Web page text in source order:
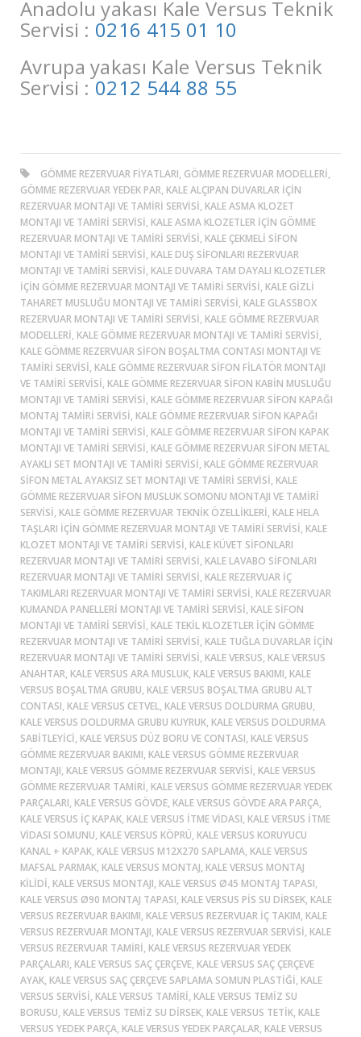
Anadolu yakası Kale Versus Teknik
Servisi : 0216 415 01 10
Avrupa yakası Kale Versus Teknik
Servisi :0212 544 88 55
GÖMME REZERVUAR FIYATLARI, GÖMME REZERVUAR MODELLERI,
GÖMME REZERVUAR YEDEK PAR, KALE ALÇIPAN DUVARLAR IÇIN
REZERVUAR MONTAJI VE TAMIRI SERVISI, KALE ASMA KLOZET
MONTAJI VE TAMIRI SERVISI, KALE ASMA KLOZETLER IÇIN GÖMME
REZERVUAR MONTAJI VE TAMIRI SERVISI, KALE ÇEKMELI SIFON
MONTAJI VE TAMIRI SERVISI, KALE DUŞ SIFONLARI REZERVUAR
MONTAJI VE TAMIRI SERVISI, KALE DUVARA TAM DAYALI KLOZETLER
IÇIN GÖMME REZERVUAR MONTAJI VE TAMIRI SERVISI, KALE GIZLI
TAHARET MUSLUĞU MONTAJI VE TAMIRI SERVISI, KALE GLASSBOX
REZERVUAR MONTAJI VE TAMIRI SERVISI, KALE GÖMME REZERVUAR
MODELLERI, KALE GÖMME REZERVUAR MONTAJI VE TAMIRI SERVISI,
KALE GÖMME REZERVUAR SIFON BOŞALTMA CONTASI MONTAJI VE
TAMIRI SERVISI, KALE GÖMME REZERVUAR SIFON FILATÖR MONTAJI
VE TAMIRI SERVISI, KALE GÖMME REZERVUAR SIFON KABIN MUSLUĞU
MONTAJI VE TAMIRI SERVISI, KALE GÖMME REZERVUAR SIFON KAPAĞI
MONTAJ TAMIRI SERVISI, KALE GÖMME REZERVUAR SIFON KAPAĞI
MONTAJI VE TAMIRI SERVISI, KALE GÖMME REZERVUAR SIFON KAPAK
MONTAJI VE TAMIRI SERVISI, KALE GÖMME REZERVUAR SIFON METAL
AYAKLI SET MONTAJI VE TAMIRI SERVISI, KALE GÖMME REZERVUAR
SIFON METAL AYAKSIZ SET MONTAJI VE TAMIRI SERVISI, KALE
GÖMME REZERVUAR SIFON MUSLUK SOMONU MONTAJI VE TAMIRI
SERVISI, KALE GÖMME REZERVUAR TEKNIK ÖZELLIKLERI, KALE HELA
TAŞLARI IÇIN GÖMME REZERVUAR MONTAJI VE TAMIRI SERVISI, KALE
KLOZET MONTAJI VE TAMIRI SERVISI, KALE KÜVET SIFONLARI
REZERVUAR MONTAJI VE TAMIRI SERVISI, KALE LAVABO SIFONLARI
REZERVUAR MONTAJI VE TAMIRI SERVISI, KALE REZERVUAR IÇ
TAKIMLARI REZERVUAR MONTAJI VE TAMIRI SERVISI, KALE REZERVUAR
KUMANDA PANELLERI MONTAJI VE TAMIRI SERVISI, KALE SIFON
MONTAJI VE TAMIRI SERVISI, KALE TEKIL KLOZETLER IÇIN GÖMME
REZERVUAR MONTAJI VE TAMIRI SERVISI, KALE TUĞLA DUVARLAR IÇIN
REZERVUAR MONTAJI VE TAMIRI SERVISI, KALE VERSUS, KALE VERSUS
ANAHTAR, KALE VERSUS ARA MUSLUK, KALE VERSUS BAKIMI, KALE
VERSUS BOŞALTMA GRUBU, KALE VERSUS BOŞALTMA GRUBU ALT
CONTASI, KALE VERSUS CETVEL, KALE VERSUS DOLDURMA GRUBU,
KALE VERSUS DOLDURMA GRUBU KUYRUK, KALE VERSUS DOLDURMA
SABITLEYICI, KALE VERSUS DÜZ BORU VE CONTASI, KALE VERSUS
GÖMME REZERVUAR BAKIMI, KALE VERSUS GÖMME REZERVUAR
MONTAJI, KALE VERSUS GÖMME REZERVUAR SERVISI, KALE VERSUS
GÖMME REZERVUAR TAMIRI, KALE VERSUS GÖMME REZERVUAR YEDEK
PARÇALARI, KALE VERSUS GÖVDE, KALE VERSUS GÖVDE ARA PARÇA,
KALE VERSUS IÇ KAPAK, KALE VERSUS ITME VIDASI, KALE VERSUS ITME
VIDASI SOMUNU, KALE VERSUS KÖPRÜ, KALE VERSUS KORUYUCU
KANAL + KAPAK, KALE VERSUS M12X270 SAPLAMA, KALE VERSUS
MAFSAL PARMAK, KALE VERSUS MONTAJ, KALE VERSUS MONTAJ
KILIDI, KALE VERSUS MONTAJI, KALE VERSUS Ø45 MONTAJ TAPASI,
KALE VERSUS Ø90 MONTAJ TAPASI, KALE VERSUS PIS SU DIRSEK, KALE
VERSUS REZERVUAR BAKIMI, KALE VERSUS REZERVUAR IÇ TAKIM, KALE
VERSUS REZERVUAR MONTAJI, KALE VERSUS REZERVUAR SERVISI, KALE
VERSUS REZERVUAR TAMIRI, KALE VERSUS REZERVUAR YEDEK
PARÇALARI, KALE VERSUS SAÇ ÇERÇEVE, KALE VERSUS SAÇ ÇERÇEVE
AYAK, KALE VERSUS SAÇ ÇERÇEVE SAPLAMA SOMUN PLASTIĞI, KALE
VERSUS SERVISI, KALE VERSUS TAMIRI, KALE VERSUS TEMIZ SU
BORUSU, KALE VERSUS TEMIZ SU DIRSEK, KALE VERSUS TETIK, KALE
VERSUS YEDEK PARÇA, KALE VERSUS YEDEK PARÇALAR, KALE VERSUS